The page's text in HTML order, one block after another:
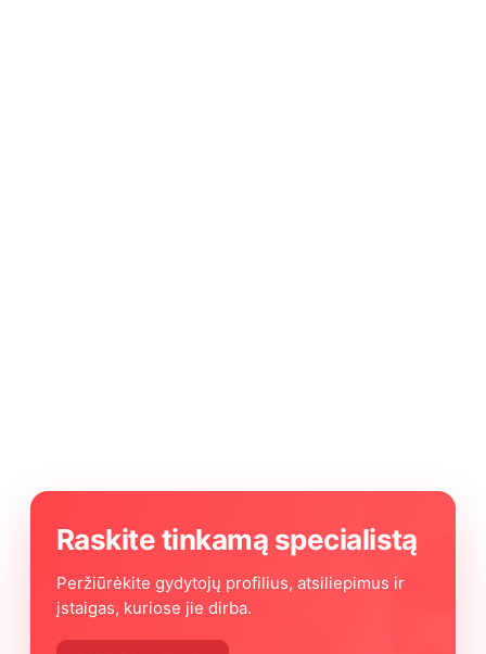
Raskite tinkamą specialistą
Peržiūrėkite gydytojų profilius, atsiliepimus ir
įstaigas, kuriose jie dirba.